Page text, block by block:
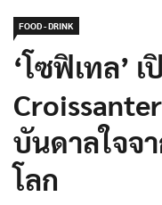
FOOD - DRINK
‘โซฟิเทล’
บันดาลใจจ
โลก